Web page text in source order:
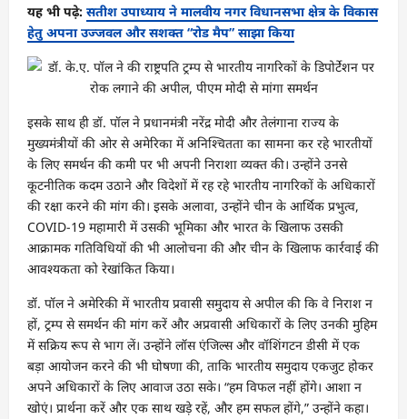
यह भी पढ़े: सतीश उपाध्याय ने मालवीय नगर विधानसभा क्षेत्र के विकास
हेतु अपना उज्जवल और सशक्त “रोड मैप” साझा किया
इसके साथ ही डॉ. पॉल ने प्रधानमंत्री नरेंद्र मोदी और तेलंगाना राज्य के
मुख्यमंत्रीयों की ओर से अमेरिका में अनिश्चितता का सामना कर रहे भारतीयों
के लिए समर्थन की कमी पर भी अपनी निराशा व्यक्त की। उन्होंने उनसे
कूटनीतिक कदम उठाने और विदेशों में रह रहे भारतीय नागरिकों के अधिकारों
की रक्षा करने की मांग की। इसके अलावा, उन्होंने चीन के आर्थिक प्रभुत्व,
COVID-19 महामारी में उसकी भूमिका और भारत के खिलाफ उसकी
आक्रामक गतिविधियों की भी आलोचना की और चीन के खिलाफ कार्रवाई की
आवश्यकता को रेखांकित किया।
डॉ. पॉल ने अमेरिकी में भारतीय प्रवासी समुदाय से अपील की कि वे निराश न
हों, ट्रम्प से समर्थन की मांग करें और अप्रवासी अधिकारों के लिए उनकी मुहिम
में सक्रिय रूप से भाग लें। उन्होंने लॉस एंजिल्स और वॉशिंगटन डीसी में एक
बड़ा आयोजन करने की भी घोषणा की, ताकि भारतीय समुदाय एकजुट होकर
अपने अधिकारों के लिए आवाज उठा सके। “हम विफल नहीं होंगे। आशा न
खोएं। प्रार्थना करें और एक साथ खड़े रहें, और हम सफल होंगे,” उन्होंने कहा।